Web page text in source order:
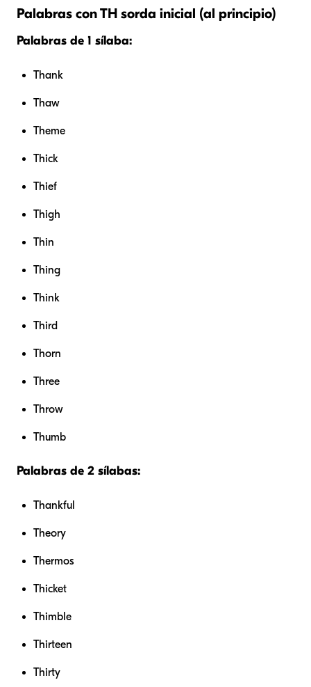
Palabras con TH sorda inicial (al principio)
Palabras de 1 sílaba:
Thank
Thaw
Theme
Thick
Thief
Thigh
Thin
Thing
Think
Third
Thorn
Three
Throw
Thumb
Palabras de 2 sílabas:
Thankful
Theory
Thermos
Thicket
Thimble
Thirteen
Thirty